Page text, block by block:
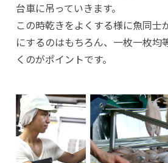
台車に吊っていきます。
この時乾きをよくする様に魚同士
にするのはもちろん、一枚一枚均
くのがポイントです。